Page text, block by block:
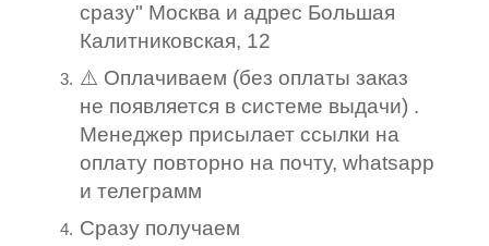
сразу" Москва и адрес Большая
Калитниковская, 12
⚠️ Оплачиваем (без оплаты заказ
не появляется в системе выдачи) .
Менеджер присылает ссылки на
оплату повторно на почту, whatsapp
и телеграмм
Сразу получаем